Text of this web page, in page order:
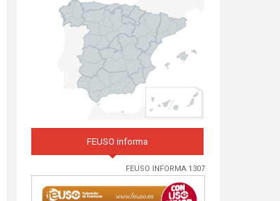
FEUSO informa
FEUSO INFORMA 1307